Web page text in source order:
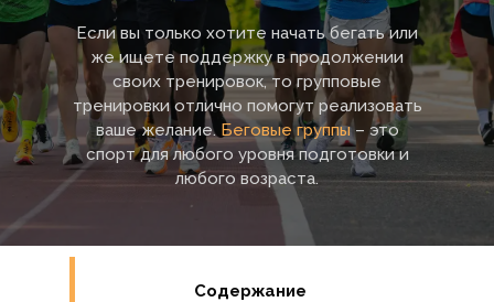
Если вы только хотите начать бегать или
же ищете поддержку в продолжении
своих тренировок, то групповые
тренировки отлично помогут реализовать
ваше желание. Беговые группы– это
спорт для любого уровня подготовки и
любого возраста.
Содержание